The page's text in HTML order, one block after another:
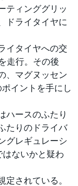
ティンググリッ
ドライタイヤに
イタイヤへの交
走行。その後
、マグヌッセン
イントを手にし
ハースのふたり
たりのドライバ
グレギュレーシ
はないかと疑わ
されている。